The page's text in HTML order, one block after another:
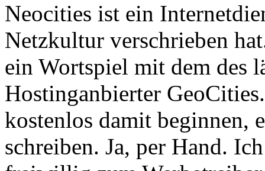
Neocities ist ein
Netzkultur verschrieben
ein Wortspiel mit dem des
Hostinganbierter
kostenlos damit beginnen,
schreiben. Ja, per Hand.